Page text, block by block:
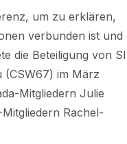
um zu erklären,
verbunden ist und
die Beteiligung von SI
(CSW67) im März
Mitgliedern Julie
Rachel-